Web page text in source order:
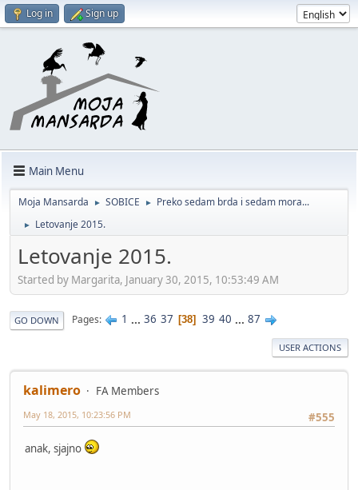
Log in Sign up
Main Menu
Moja Mansarda ► SOBICE ► Preko sedam brda i sedam mora...
► Letovanje 2015.
Letovanje 2015.
Started by Margarita, January 30, 2015, 10:53:49 AM
GO DOWN Pages 1 ... 36 37 38 39 40 ... 87
USER ACTIONS
kalimero
FA Members
#555
May 18, 2015, 10:23:56 PM
anak, sjajno